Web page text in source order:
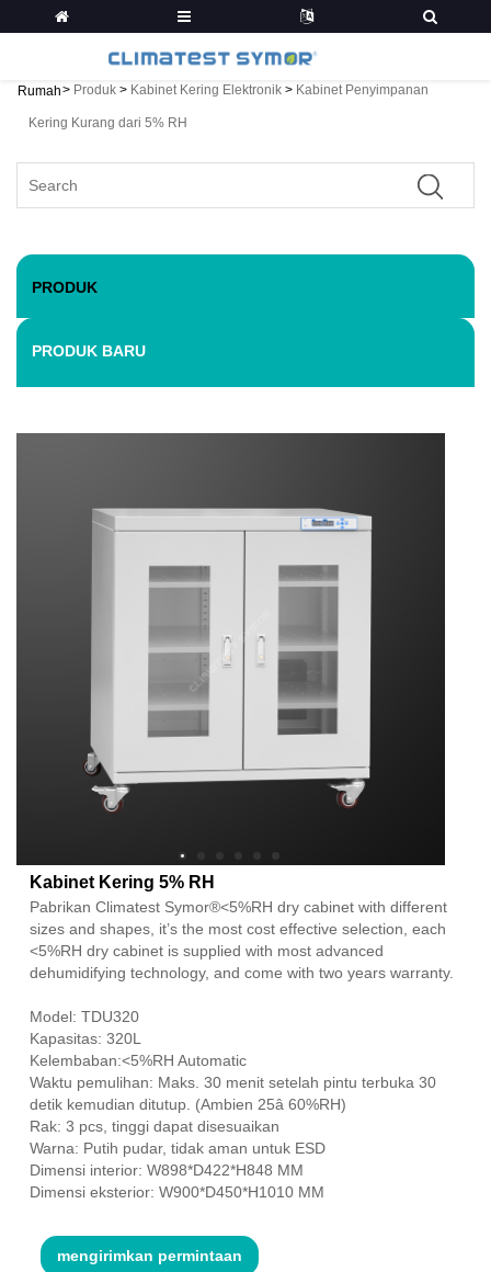
Rumah> Produk > Kabinet Kering Elektronik > Kabinet Penyimpanan
Kering Kurang dari 5% RH
PRODUK
PRODUK BARU
Kabinet Kering 5% RH
Pabrikan Climatest Symor®<5%RH dry cabinet with different
sizes and shapes, it’s the most cost effective selection, each
<5%RH dry cabinet is supplied with most advanced
dehumidifying technology, and come with two years warranty.
Model: TDU320
Kapasitas: 320L
Kelembaban:<5%RH Automatic
Waktu pemulihan: Maks. 30 menit setelah pintu terbuka 30
detik kemudian ditutup. (Ambien 25â 60%RH)
Rak: 3 pcs, tinggi dapat disesuaikan
Warna: Putih pudar, tidak aman untuk ESD
Dimensi interior: W898*D422*H848 MM
Dimensi eksterior: W900*D450*H1010 MM
mengirimkan permintaan